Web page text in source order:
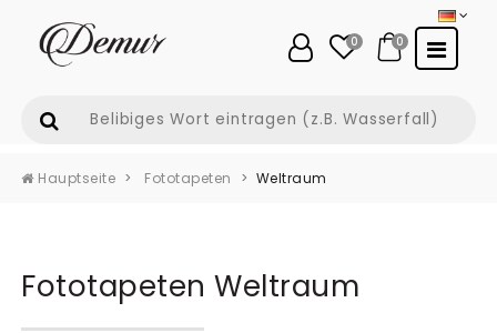
0 0
Hauptseite Fototapeten Weltraum
Fototapeten Weltraum